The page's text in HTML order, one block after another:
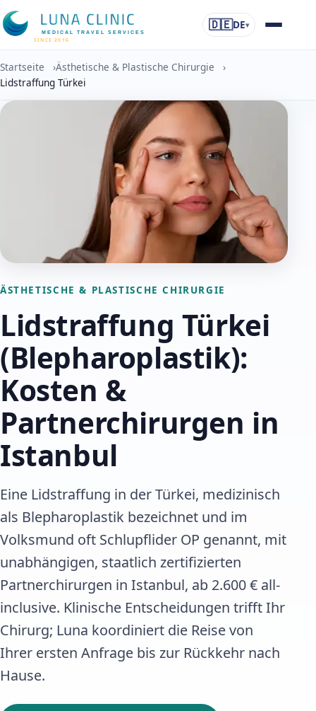
MEDICAL TRAVEL SERVICES
SINCE 2016
🇩🇪DE▾
Startseite ›Ästhetische & Plastische Chirurgie
›
Lidstraffung Türkei
ÄSTHETISCHE & PLASTISCHE CHIRURGIE
Lidstraffung Türkei
(Blepharoplastik):
Kosten &
Partnerchirurgen in
Istanbul
Eine Lidstraffung in der Türkei, medizinisch
als Blepharoplastik bezeichnet und im
Volksmund oft Schlupflider OP genannt, mit
unabhängigen, staatlich zertifizierten
Partnerchirurgen in Istanbul, ab 2.600 € all-
inclusive. Klinische Entscheidungen trifft Ihr
Chirurg; Luna koordiniert die Reise von
Ihrer ersten Anfrage bis zur Rückkehr nach
Hause.